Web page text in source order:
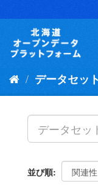
キ
データセット
並び順